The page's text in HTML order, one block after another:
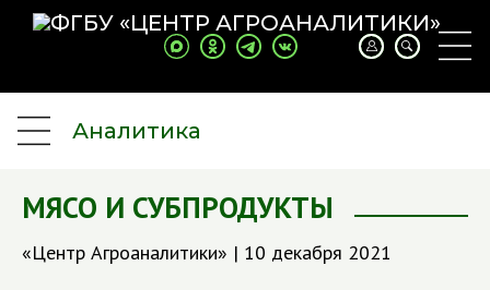
Аналитика
МЯСО И СУБПРОДУКТЫ
«Центр Агроаналитики» | 10 декабря 2021